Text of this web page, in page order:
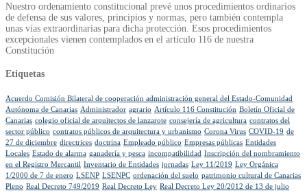
Nuestro ordenamiento constitucional prevé unos procedimientos ordinarios
de defensa de sus valores, principios y normas, pero también contempla
unas vías extraordinarias para dicha protección. Esos procedimientos
excepcionales vienen contemplados en el artículo 116 de nuestra
Constitución
Etiquetas
Acuerdo Comisión Bilateral de cooperación administración general del Estado-Comunidad
Autónoma de Canarias Administrador agrario Artículo 116 Constitución Boletín Oficial de
Canarias colegio oficial de arquitectos de lanzarote consejería de agricultura contratos del
sector público contratos públicos de arquitectura y urbanismo Corona Virus COVID-19 de
27 de diciembre directrices doctrina Empleado público Empresas públicas Entidades
Locales Estado de alarma ganadería y pesca incompatibilidad Inscripción del nombramiento
en el Registro Mercantil Inventario de Entidades jornadas Ley 11/2019 Ley Orgánica
1/2000 de 7 de enero LSENP LSENPC ordenación del suelo patrimonio cultural de Canarias
Pleno Real Decreto 749/2019 Real Decreto Ley Real Decreto Ley 20/2012 de 13 de julio